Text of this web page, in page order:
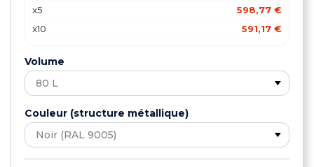
x5
598,77 €
x10
591,17 €
x20
Volume
Couleur (structure métallique)